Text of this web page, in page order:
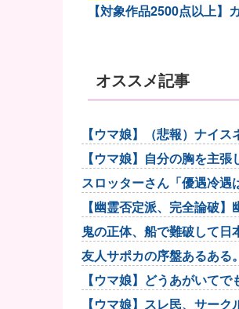
【対象作品2500点以上】
オススメ記事
【ウマ娘】（悲報）ナイ
【ウマ娘】自分の胸を主
スロッターさん「優遇冷遇
【幽霊否定派、完全論破
鬼の正体、船で難破して
友人サポカの序盤あるある
【ウマ娘】どうあがいて
【ウマ娘】スレ民、サー